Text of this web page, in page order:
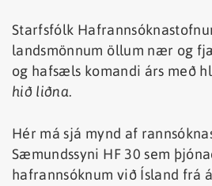
Starfsfólk
landsmönnum öllum nær og
og hafsæls komandi árs með
hið liðna.
Hér má sjá mynd af
Sæmundssyni HF 30 sem
hafrannsóknum við Ísland frá